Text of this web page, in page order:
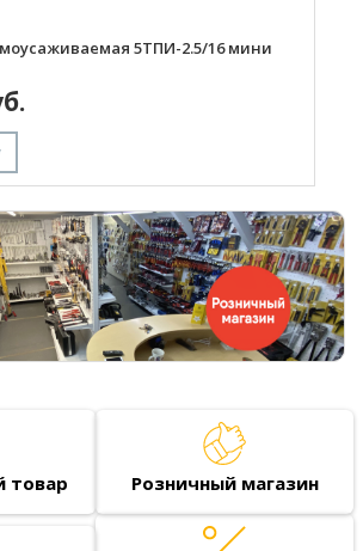
5ТПИ-2.5/16 мини
товар Розничный магазин